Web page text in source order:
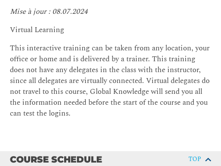
Mise à jour : 08.07.2024
Virtual Learning
This interactive training can be taken from any location, your
office or home and is delivered by a trainer. This training
does not have any delegates in the class with the instructor,
since all delegates are virtually connected. Virtual delegates do
not travel to this course, Global Knowledge will send you all
the information needed before the start of the course and you
can test the logins.
COURSE SCHEDULE TOP